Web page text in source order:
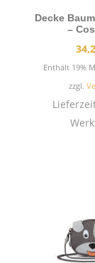
Decke
–
Enthält 19%
zzgl.